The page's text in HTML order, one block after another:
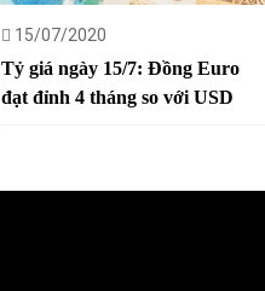
15/07/2020
Tỷ giá ngày 15/7: Đồng Euro
đạt đỉnh 4 tháng so với USD